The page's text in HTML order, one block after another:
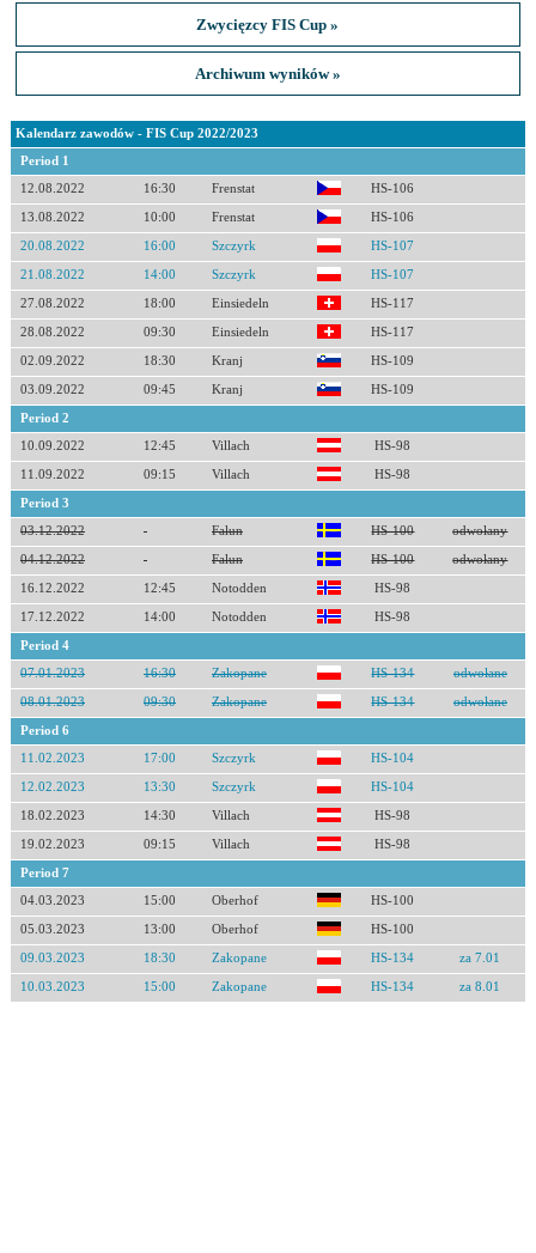
Zwycięzcy FIS Cup »
Archiwum wyników »
Kalendarz zawodów - FIS Cup 2022/2023
Period 1
12.08.2022 16:30 Frenstat HS-106
13.08.2022 10:00 Frenstat HS-106
20.08.2022 16:00 Szczyrk HS-107
21.08.2022 14:00 Szczyrk HS-107
27.08.2022 18:00 Einsiedeln HS-117
28.08.2022 09:30 Einsiedeln HS-117
02.09.2022 18:30 Kranj HS-109
03.09.2022 09:45 Kranj HS-109
Period 2
10.09.2022 12:45 Villach HS-98
11.09.2022 09:15 Villach HS-98
Period 3
03.12.2022 Falun HS-100 odwołany
04.12.2022 Falun HS-100 odwołany
16.12.2022 12:45 Notodden HS-98
17.12.2022 14:00 Notodden HS-98
Period 4
07.01.2023 16:30 Zakopane HS-134 odwołane
08.01.2023 09:30 Zakopane HS-134 odwołane
Period 6
11.02.2023 17:00 Szczyrk HS-104
12.02.2023 13:30 Szczyrk HS-104
18.02.2023 14:30 Villach HS-98
19.02.2023 09:15 Villach HS-98
Period 7
04.03.2023 15:00 Oberhof HS-100
05.03.2023 13:00 Oberhof HS-100
09.03.2023 18:30 Zakopane HS-134 za 7.01
10.03.2023 15:00 Zakopane HS-134 za 8.01